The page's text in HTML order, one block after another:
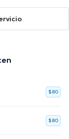
$80
$80